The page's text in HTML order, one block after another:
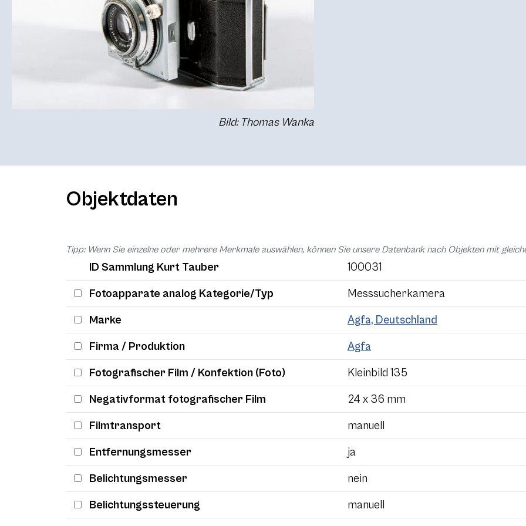
Bild: Thomas Wanka
Objektdaten
Tipp: Wenn Sie einzelne oder mehrere Merkmale auswählen, können Sie unsere Datenbank nach Objekten mit
ID Sammlung Kurt Tauber 100031
Fotoapparate analog Kategorie/Typ Messsucherkamera
Marke Agfa, Deutschland
Firma / Produktion Agfa
Fotografischer Film / Konfektion (Foto) Kleinbild 135
Negativformat fotografischer Film 24 x 36 mm
Filmtransport manuell
Entfernungsmesser ja
Belichtungsmesser nein
Belichtungssteuerung manuell